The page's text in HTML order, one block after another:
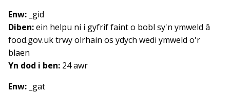
Enw: _gid
Diben:ein helpu ni i gyfrif faint o bobl sy'n ymweld â
food.gov.uk trwy olrhain os ydych wedi ymweld o'r
blaen
Yn dod i ben: 24 awr
Enw: _gat